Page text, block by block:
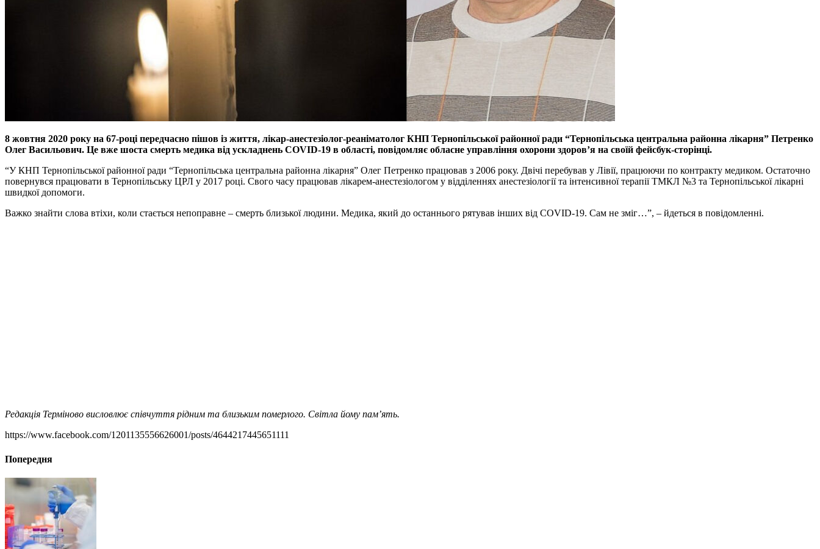
8 жовтня 2020 року на 67-році передчасно пішов із життя, лікар-анестезіолог-реаніматолог КНП Тернопільської районної ради “Тернопільська центральна районна лікарня” Петренко
Олег Васильович. Це вже шоста смерть медика від ускладнень COVID-19 в області, повідомляє обласне управління охорони здоров’я на своїй фейсбук-сторінці.
“У КНП Тернопільської районної ради “Тернопільська центральна районна лікарня” Олег Петренко працював з 2006 року. Двічі перебував у Лівії, працюючи по контракту медиком. Остаточно
повернувся працювати в Тернопільську ЦРЛ у 2017 році. Свого часу працював лікарем-анестезіологом у відділеннях анестезіології та інтенсивної терапії ТМКЛ №3 та Тернопільської лікарні
швидкої допомоги.
Важко знайти слова втіхи, коли стається непоправне – смерть близької людини. Медика, який до останнього рятував інших від COVID-19. Сам не зміг…”, – йдеться в повідомленні.
Редакція Терміново висловлює співчуття рідним та близьким померлого. Світла йому пам’ять.
https://www.facebook.com/1201135556626001/posts/4644217445651111
Попередня